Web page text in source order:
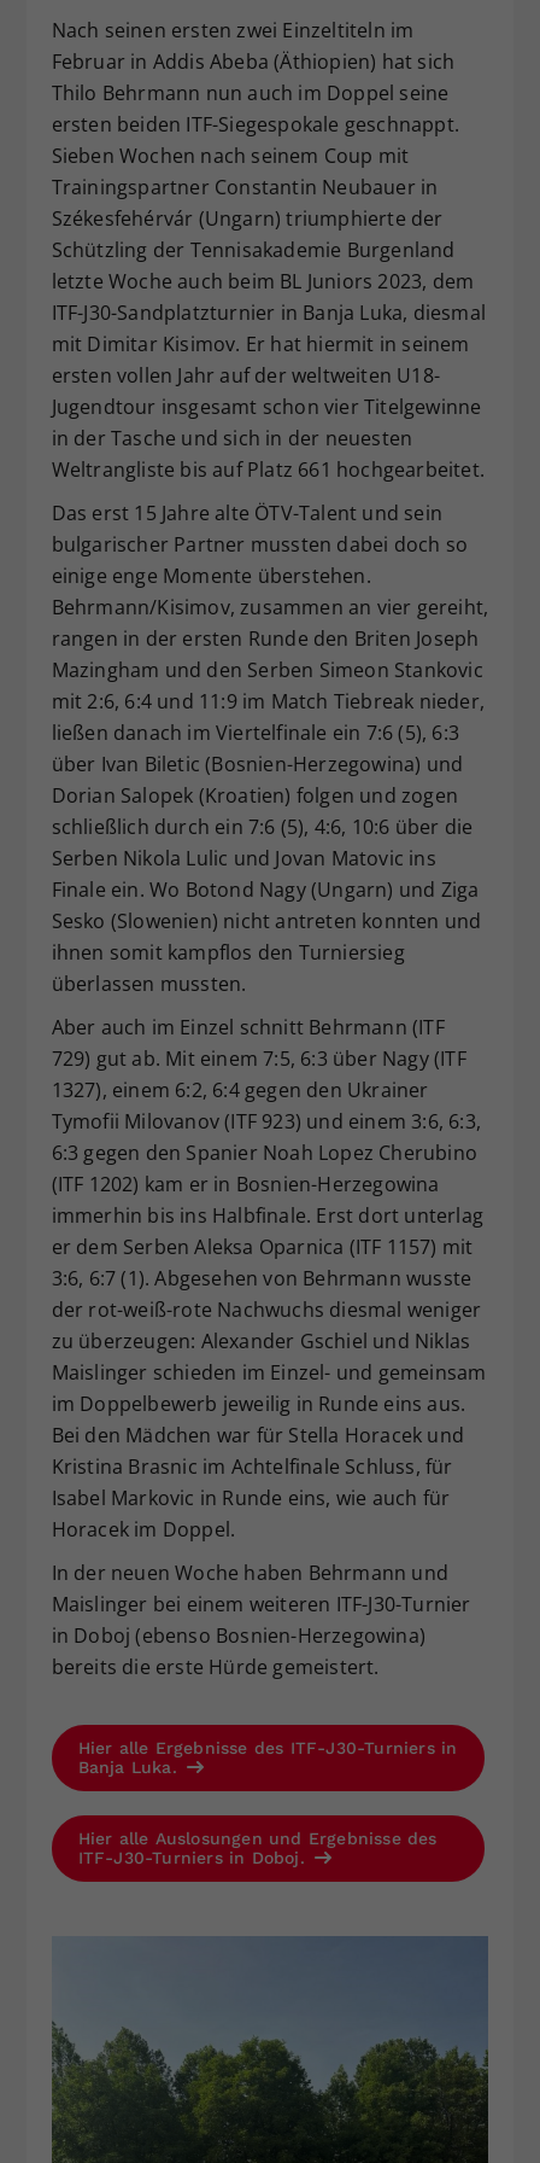
Nach seinen ersten zwei Einzeltiteln im
Februar in Addis Abeba (Äthiopien) hat sich
Thilo Behrmann nun auch im Doppel seine
ersten beiden ITF-Siegespokale geschnappt.
Sieben Wochen nach seinem Coup mit
Trainingspartner Constantin Neubauer in
Székesfehérvár (Ungarn) triumphierte der
Schützling der Tennisakademie Burgenland
letzte Woche auch beim BL Juniors 2023, dem
ITF-J30-Sandplatzturnier in Banja Luka, diesmal
mit Dimitar Kisimov. Er hat hiermit in seinem
ersten vollen Jahr auf der weltweiten U18-
Jugendtour insgesamt schon vier Titelgewinne
in der Tasche und sich in der neuesten
Weltrangliste bis auf Platz 661 hochgearbeitet.
Das erst 15 Jahre alte ÖTV-Talent und sein
bulgarischer Partner mussten dabei doch so
einige enge Momente überstehen.
Behrmann/Kisimov, zusammen an vier gereiht,
rangen in der ersten Runde den Briten Joseph
Mazingham und den Serben Simeon Stankovic
mit 2:6, 6:4 und 11:9 im Match Tiebreak nieder,
ließen danach im Viertelfinale ein 7:6 (5), 6:3
über Ivan Biletic (Bosnien-Herzegowina) und
Dorian Salopek (Kroatien) folgen und zogen
schließlich durch ein 7:6 (5), 4:6, 10:6 über die
Serben Nikola Lulic und Jovan Matovic ins
Finale ein. Wo Botond Nagy (Ungarn) und Ziga
Sesko (Slowenien) nicht antreten konnten und
ihnen somit kampflos den Turniersieg
überlassen mussten.
Aber auch im Einzel schnitt Behrmann (ITF
729) gut ab. Mit einem 7:5, 6:3 über Nagy (ITF
1327), einem 6:2, 6:4 gegen den Ukrainer
Tymofii Milovanov (ITF 923) und einem 3:6, 6:3,
6:3 gegen den Spanier Noah Lopez Cherubino
(ITF 1202) kam er in Bosnien-Herzegowina
immerhin bis ins Halbfinale. Erst dort unterlag
er dem Serben Aleksa Oparnica (ITF 1157) mit
3:6, 6:7 (1). Abgesehen von Behrmann wusste
der rot-weiß-rote Nachwuchs diesmal weniger
zu überzeugen: Alexander Gschiel und Niklas
Maislinger schieden im Einzel- und gemeinsam
im Doppelbewerb jeweilig in Runde eins aus.
Bei den Mädchen war für Stella Horacek und
Kristina Brasnic im Achtelfinale Schluss, für
Isabel Markovic in Runde eins, wie auch für
Horacek im Doppel.
In der neuen Woche haben Behrmann und
Maislinger bei einem weiteren ITF-J30-Turnier
in Doboj (ebenso Bosnien-Herzegowina)
bereits die erste Hürde gemeistert.
Hier alle Ergebnisse des ITF-J30-Turniers in
Banja Luka.
Hier alle Auslosungen und Ergebnisse des
ITF-J30-Turniers in Doboj.
Dieser Wert speichert Ihre Consent-
Einstellungen. Unter anderem eine
zufällig generierte ID, für die
historische Speicherung Ihrer
vorgenommen Einstellungen, falls der
Webseiten-Betreiber dies eingestellt
hat.